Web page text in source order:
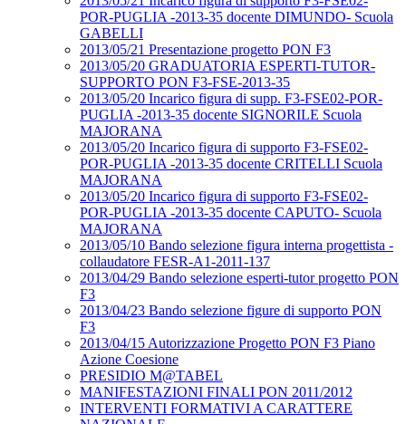
POR-PUGLIA -2013-35 docente DIMUNDO- Scuola
GABELLI
2013/05/21 Presentazione progetto PON F3
2013/05/20 GRADUATORIA ESPERTI-TUTOR-
SUPPORTO PON F3-FSE-2013-35
2013/05/20 Incarico figura di supp. F3-FSE02-POR-
PUGLIA -2013-35 docente SIGNORILE Scuola
MAJORANA
2013/05/20 Incarico figura di supporto F3-FSE02-
POR-PUGLIA -2013-35 docente CRITELLI Scuola
MAJORANA
2013/05/20 Incarico figura di supporto F3-FSE02-
POR-PUGLIA -2013-35 docente CAPUTO- Scuola
MAJORANA
2013/05/10 Bando selezione figura interna progettista -
collaudatore FESR-A1-2011-137
2013/04/29 Bando selezione esperti-tutor progetto PON
F3
2013/04/23 Bando selezione figure di supporto PON
F3
2013/04/15 Autorizzazione Progetto PON F3 Piano
Azione Coesione
PRESIDIO M@TABEL
MANIFESTAZIONI FINALI PON 2011/2012
INTERVENTI FORMATIVI A CARATTERE